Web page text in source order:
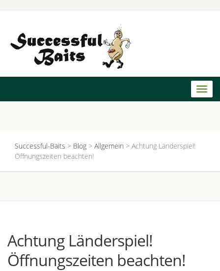
Successful-Baits > Blog > Allgemein > Achtung Länderspiel!
Öffnungszeiten beachten!
Achtung Länderspiel!
Öffnungszeiten beachten!